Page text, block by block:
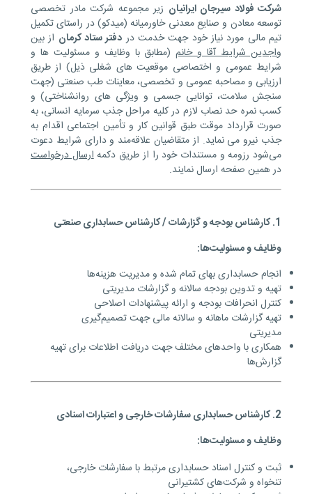
شرکت فولاد سیرجان ایرانیان زیر مجموعه شرکت مادر تخصصی
توسعه معادن و صنایع معدنی خاورمیانه (میدکو) در راستای تکمیل
تیم مالی مورد نیاز خود جهت خدمت در دفتر ستاد کرمان از بین
واجدین شرایط آقا و خانم(مطابق با وظایف و مسئولیت ها و
شرایط عمومی و اختصاصی موقعیت های شغلی ذیل) از طریق
ارزیابی و مصاحبه عمومی و تخصصی، معاینات طب صنعتی (جهت
سنجش سلامت، توانایی جسمی و ویژگی های روانشناختی) و
کسب نمره حد نصاب لازم در کلیه مراحل جذب سرمایه انسانی، به
صورت قرارداد موقت طبق قوانین کار و تأمین اجتماعی اقدام به
جذب نیرو می­ نماید. از متقاضیان علاقه‌مند و دارای شرایط دعوت
می‌شود رزومه و مستندات خود را از طریق دکمهارسال درخواست
در همین صفحه ارسال نمایند.
1. کارشناس بودجه و گزارشات / کارشناس حسابداری صنعتی
وظایف و مسئولیت‌ها:
انجام حسابداری بهای تمام شده و مدیریت هزینه‌ها
تهیه و تدوین بودجه سالانه و گزارشات مدیریتی
کنترل انحرافات بودجه و ارائه پیشنهادات اصلاحی
تهیه گزارشات ماهانه و سالانه مالی جهت تصمیم‌گیری
مدیریتی
همکاری با واحدهای مختلف جهت دریافت اطلاعات برای تهیه
گزارش‌ها
2. کارشناس حسابداری سفارشات خارجی و اعتبارات اسنادی
وظایف و مسئولیت‌ها:
ثبت و کنترل اسناد حسابداری مرتبط با سفارشات خارجی،
تنخواه و شرکت‌های کشتیرانی